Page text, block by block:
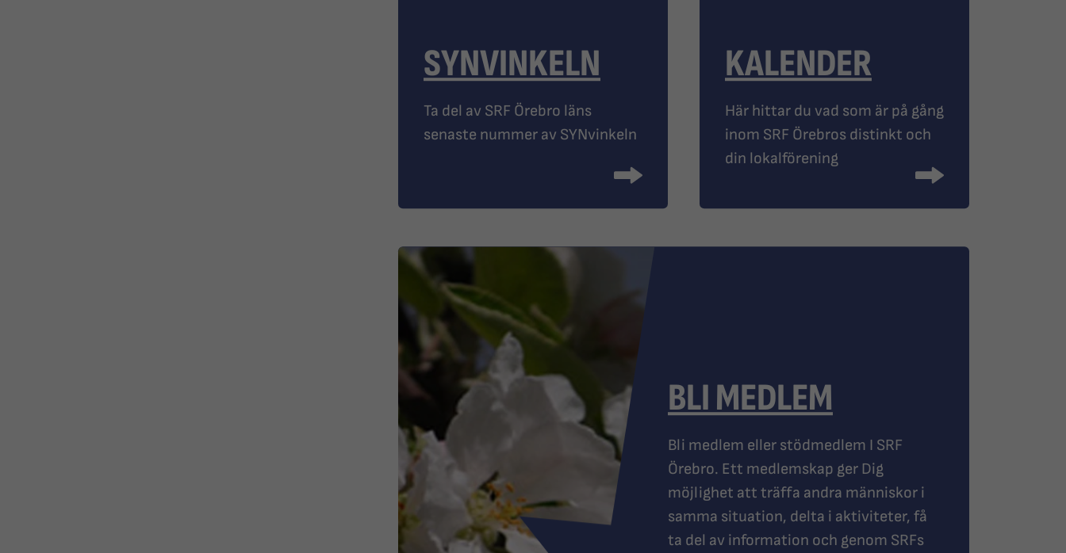
SYNVINKELN
Ta del av SRF Örebro läns
senaste nummer av SYNvinkeln
KALENDER
Här hittar du vad som är på gång
inom SRF Örebros distinkt och
din lokalförening
BLI MEDLEM
Bli medlem eller stödmedlem I SRF
Örebro. Ett medlemskap ger Dig
möjlighet att träffa andra människor i
samma situation, delta i aktiviteter, få
ta del av information och genom SRFs